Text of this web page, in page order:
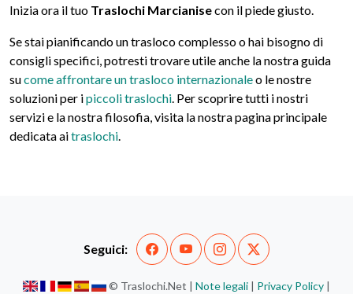
Inizia ora il tuo Traslochi Marcianisecon il piede giusto.
Se stai pianificando un trasloco complesso o hai bisogno di
consigli specifici, potresti trovare utile anche la nostra guida
sucome affrontare un trasloco internazionaleo le nostre
soluzioni per ipiccoli traslochi. Per scoprire tutti i nostri
servizi e la nostra filosofia, visita la nostra pagina principale
dedicata aitraslochi.
Seguici:
© Traslochi.Net | Note legali| Privacy Policy|